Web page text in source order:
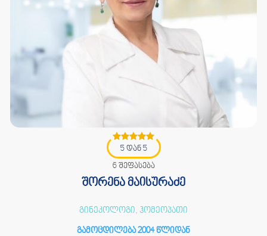
5 დან 5
6 შეფასება
შორენა მაისურაძე
გინეკოლოგი, ჰომეოპათი
გამოცდილება 2004 წლიდან